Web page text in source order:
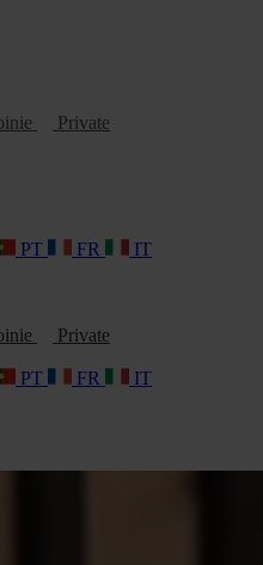
Private
PT FR
IT
Private
PT FR
IT